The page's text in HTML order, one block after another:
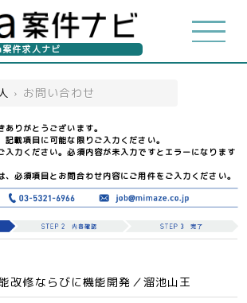
件求人ナビ
› お問い合わせ
りがとうございます。
載項目に可能な限りご入力ください。
入力ください。必須内容が未入力ですとエラーになります
必須項目とお問合わせ内容にご用件をご入力ください。
改修ならびに機能開発／溜池山王